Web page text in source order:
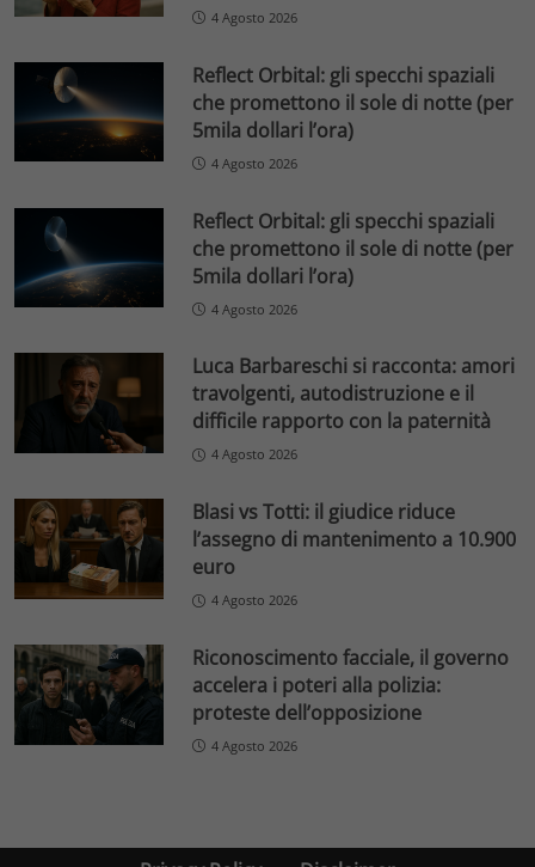
4 Agosto 2026
Reflect Orbital: gli specchi spaziali
che promettono il sole di notte (per
5mila dollari l’ora)
4 Agosto 2026
Reflect Orbital: gli specchi spaziali
che promettono il sole di notte (per
5mila dollari l’ora)
4 Agosto 2026
Luca Barbareschi si racconta: amori
travolgenti, autodistruzione e il
difficile rapporto con la paternità
4 Agosto 2026
Blasi vs Totti: il giudice riduce
l’assegno di mantenimento a 10.900
euro
4 Agosto 2026
Riconoscimento facciale, il governo
accelera i poteri alla polizia:
proteste dell’opposizione
4 Agosto 2026